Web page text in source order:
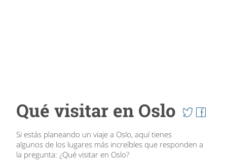
Qué visitar en Oslo
Si estás planeando un viaje a Oslo, aquí tienes
algunos de los lugares más increíbles que responden a
la pregunta: ¿Qué visitar en Oslo?